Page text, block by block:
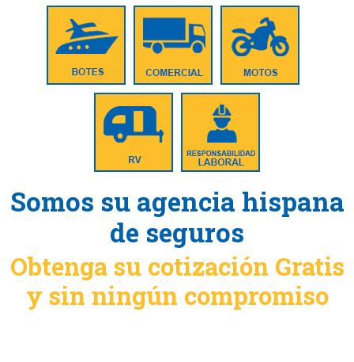
Somos su agencia hispana
de seguros
Obtenga su cotización Gratis
y sin ningún compromiso